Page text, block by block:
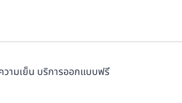
วามเย็น บริการออกแบบฟรี